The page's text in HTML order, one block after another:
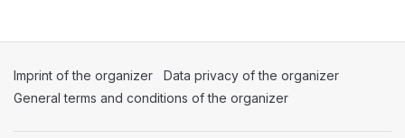
Imprint of the organizer (opens in a new tab)
Data privacy of the organizer
General terms and conditions of the organizer